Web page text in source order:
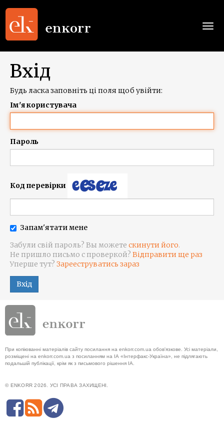
Вхід
Будь ласка заповніть ці поля щоб увійти:
Ім'я користувача
Пароль
Код перевірки
Запам'ятати мене
Забули свій пароль? Вы можете скинути його.
Не пришло письмо с проверкой? Відправити ще раз
Уперше тут? Зарееструватись зараз
Вхід
При копіюванні матеріалів сайту посилання на enkorr.com.ua обов'язкове. Усі матеріали,
розміщені на enkorr.com.ua з посиланням на ІА «Інтерфакс-Україна», не підлягають
подальшій публікації, крім як з письмового рішення ІА.
© ENKORR 2026. УСІ ПРАВА ЗАХИЩЕНІ.